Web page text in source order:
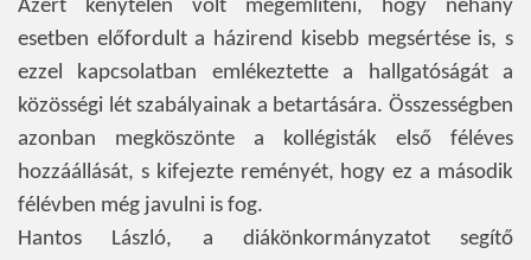
Azért kénytelen volt megemlíteni, hogy néhány
esetben előfordult a házirend kisebb megsértése is, s
ezzel kapcsolatban emlékeztette a hallgatóságát a
közösségi lét szabályainak a betartására. Összességben
azonban megköszönte a kollégisták első féléves
hozzáállását, s kifejezte reményét, hogy ez a második
félévben még javulni is fog.
Hantos László, a diákönkormányzatot segítő